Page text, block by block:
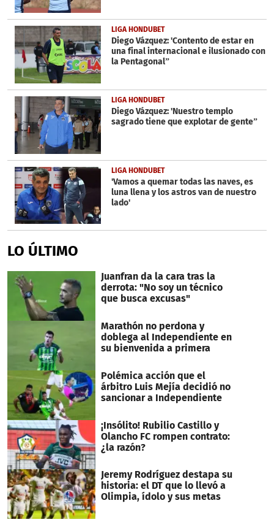
LIGA HONDUBET
Diego Vázquez: 'Contento de estar en
una final internacional e ilusionado con
la Pentagonal”
LIGA HONDUBET
Diego Vázquez: 'Nuestro templo
sagrado tiene que explotar de gente”
LIGA HONDUBET
'Vamos a quemar todas las naves, es
luna llena y los astros van de nuestro
lado'
LO ÚLTIMO
Juanfran da la cara tras la
derrota: "No soy un técnico
que busca excusas"
Marathón no perdona y
doblega al Independiente en
su bienvenida a primera
Polémica acción que el
árbitro Luis Mejía decidió no
sancionar a Independiente
¡Insólito! Rubilio Castillo y
Olancho FC rompen contrato:
¿la razón?
Jeremy Rodríguez destapa su
historia: el DT que lo llevó a
Olimpia, ídolo y sus metas